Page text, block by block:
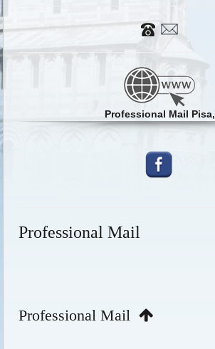
Professional Mail Pisa,
Professional Mail
Professional Mail